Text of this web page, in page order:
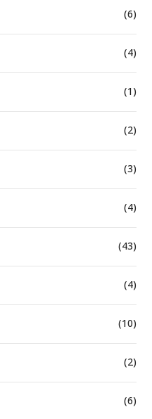
(6)
(4)
(1)
(2)
(3)
(4)
(43)
(4)
(10)
(2)
(6)